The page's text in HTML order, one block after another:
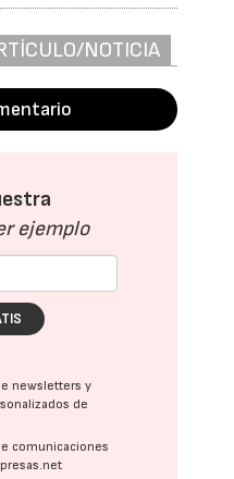
NOTICIA
ejemplo
newsletters y
de
comunicaciones